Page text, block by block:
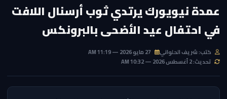
عمدة نيويورك يرتدي ثوب أرسنال اللافت
في احتفال عيد الأضحى بالبرونكس
كتب: شريف الحلواني
تحديث: 2 أغسطس 2026 — 10:32 AM